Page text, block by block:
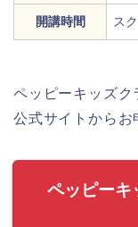
開講時間 ス
ペッピーキッズク
公式サイトからお
ペッピーキ